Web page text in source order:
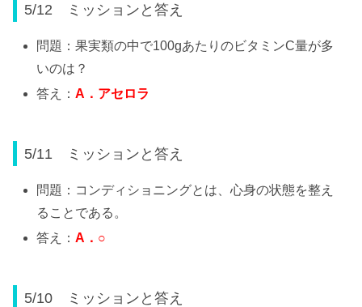
5/12 ミッションと答え
問題：果実類の中で100gあたりのビタミンC量が多
いのは？
答え：A ．アセロラ
5/11 ミッションと答え
問題：コンディショニングとは、心身の状態を整え
ることである。
答え：A ． ○
5/10 ミッションと答え